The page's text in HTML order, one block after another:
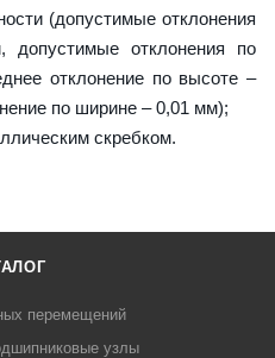
(допустимые отклонения
отклонения по
отклонение по высоте –
по ширине – 0,01 мм);
скребком.
перемещений
узлы